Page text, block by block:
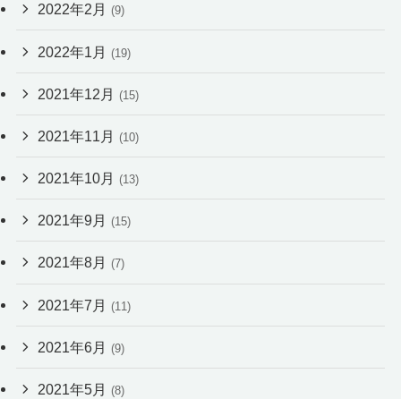
2022年2月 (9)
2022年1月 (19)
2021年12月 (15)
2021年11月 (10)
2021年10月 (13)
2021年9月 (15)
2021年8月 (7)
2021年7月 (11)
2021年6月 (9)
2021年5月 (8)